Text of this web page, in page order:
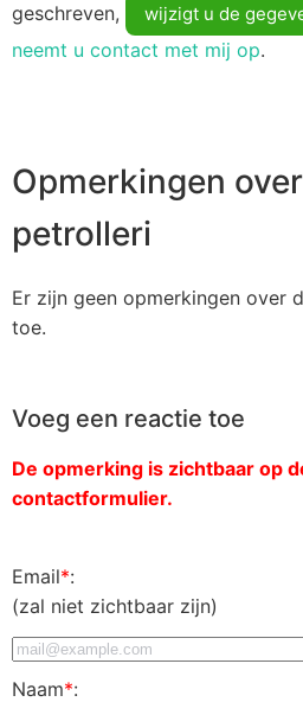
geschreven, wijzigt u de
neemt u contact met mij op.
Opmerkingen
petrolleri
Er zijn geen opmerkingen over
toe.
Voeg een reactie toe
De opmerking is zichtbaar op
contactformulier.
Email*:
(zal niet zichtbaar zijn)
Naam*: